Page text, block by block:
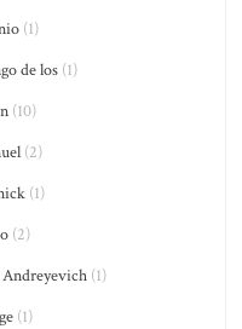
(1)
de los (1)
(10)
(2)
(1)
(2)
(1)
(1)